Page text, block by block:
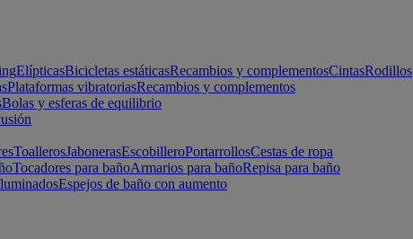
ElípticasBicicletas estáticasRecambios y complementosCintasRodillos
Plataformas vibratoriasRecambios y complementos
Bolas y esferas de equilibrio
ToallerosJabonerasEscobilleroPortarrollosCestas de ropa
Tocadores para bañoArmarios para bañoRepisa para baño
Espejos de baño con aumento